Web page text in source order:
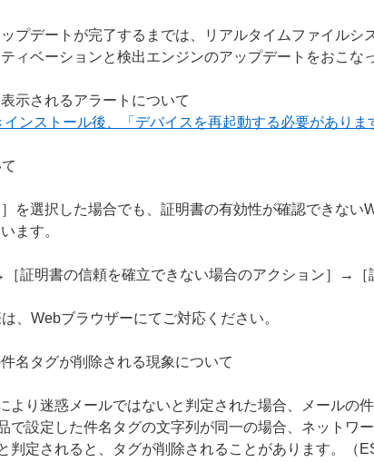
プデートが完了するまでは、リアルタイムファイルシ
ィベーションと検出エンジンのアップデートをおこな
示されるアラートについて
ンストール後、「デバイスを再起動する必要がありま
を選択した場合でも、証明書の有効性が確認できな
ます。
明書の信頼を確立できない場合のアクション］→［
、Webブラウザーにてご対応ください。
名タグが削除される現象について
り迷惑メールではないと判定された場合、メールの
で設定した件名タグの文字列が同一の場合、ネットワ
定されると、タグが削除されることがあります。（